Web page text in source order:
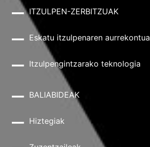
ITZULPEN-ZERBITZUAK
Eskatu itzulpenaren aurrekontua
Itzulpengintzarako teknologia
BALIABIDEAK
Hiztegiak